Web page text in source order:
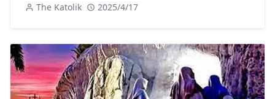
The Katolik 2025/4/17